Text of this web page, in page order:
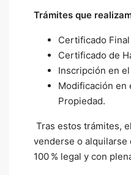
Trámites que
Certificado Final
Certificado de
Inscripción en
Modificación en
Propiedad.
Tras estos trámites,
venderse o alquilarse
100 % legal y con